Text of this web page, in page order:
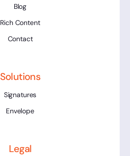
Blog
Rich Content
Contact
Solutions
Signatures
Envelope
Legal